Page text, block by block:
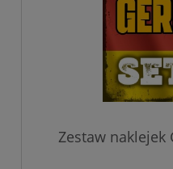
Zestaw naklejek